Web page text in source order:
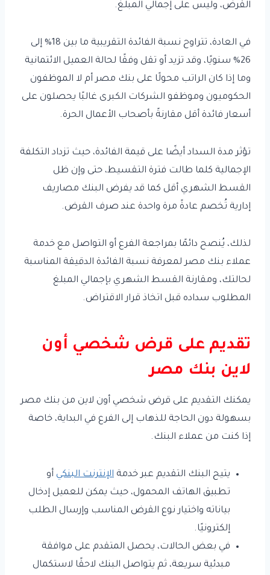
القرض، وليس على إجمالي المبلغ.
في العادة، تتراوح نسبة الفائدة التقريبية ما بين 18% إلى
26% سنويًا، وقد تزيد أو تقل وفقًا لحالة العميل الائتمانية
وما إذا كان الراتب محولًا على بنك مصر أم لا الموظفون
الحكوميون وموظفو الشركات الكبرى غالبًا يحصلون على
أسعار فائدة أقل مقارنةً بأصحاب الأعمال الحرة.
تؤثر مدة السداد أيضًا على قيمة الفائدة، حيث تزداد التكلفة
الإجمالية كلما طالت فترة التقسيط، حتى وإن ظل
القسط الشهري أقل كما قد يفرض البنك مصاريف
إدارية تُخصم عادةً مرة واحدة عند صرف القرض.
لذلك، يُنصح دائمًا بمراجعة الفرع أو التواصل مع خدمة
عملاء بنك مصر لمعرفة نسبة الفائدة الدقيقة المناسبة
لحالتك، ومقارنة القسط الشهري بإجمالي المبلغ
المطلوب سداده قبل اتخاذ قرار الاقتراض.
تقديم على قرض شخصي أون
لاين بنك مصر
يمكنك التقديم على قرض شخصي أون لاين من بنك مصر
بسهولة دون الحاجة للذهاب إلى الفرع في البداية، خاصة
إذا كنت من عملاء البنك.
يتيح البنك التقديم عبر خدمة الإنترنت البنكي أو
تطبيق الهاتف المحمول، حيث يمكن للعميل إدخال
بياناته واختيار نوع القرض المناسب وإرسال الطلب
إلكترونيًا.
في بعض الحالات، يحصل المتقدم على موافقة
مبدئية سريعة، ثم يتواصل البنك لاحقًا لاستكمال